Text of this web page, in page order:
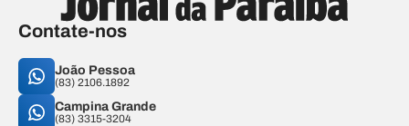
Contate-nos
João Pessoa
(83) 2106.1892
Campina Grande
(83) 3315-3204